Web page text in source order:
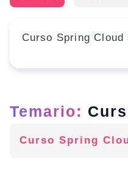
Curso Spring Cloud
Temario:
Curso Spring